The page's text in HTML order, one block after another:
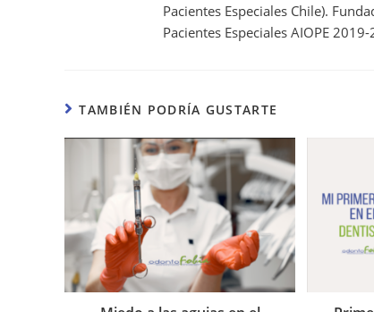
Pacientes Especiales Chile).
Pacientes Especiales AIOPE
TAMBIÉN PODRÍA GUSTARTE